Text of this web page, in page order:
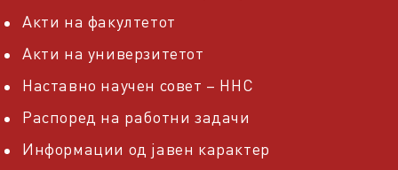
Акти на факултетот
Акти на универзитетот
Наставно научен совет – ННС
Распоред на работни задачи
Информации од јавен карактер